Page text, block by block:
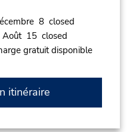
8 closed
15 closed
gratuit disponible
itinéraire